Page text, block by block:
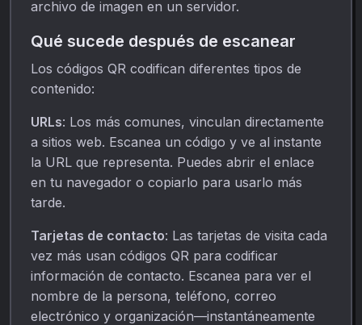
archivo de imagen en un servidor.
Qué sucede después de escanear
Los códigos QR codifican diferentes tipos de
contenido:
URLs: Los más comunes, vinculan directamente
a sitios web. Escanea un código y ve al instante
la URL que representa. Puedes abrir el enlace
en tu navegador o copiarlo para usarlo más
tarde.
Tarjetas de contacto: Las tarjetas de visita cada
vez más usan códigos QR para codificar
información de contacto. Escanea para ver el
nombre de la persona, teléfono, correo
electrónico y organización—instantáneamente